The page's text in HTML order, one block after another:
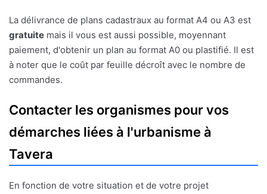
La délivrance de plans cadastraux au format A4 ou A3 est
gratuite mais il vous est aussi possible, moyennant
paiement, d'obtenir un plan au format A0 ou plastifié. Il est
à noter que le coût par feuille décroît avec le nombre de
commandes.
Contacter les organismes pour vos
démarches liées à l'urbanisme à
Tavera
En fonction de votre situation et de votre projet